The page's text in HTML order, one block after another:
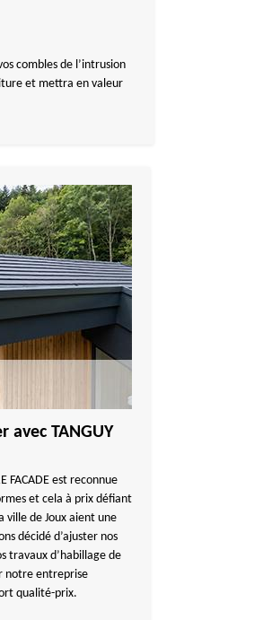
combles de l’intrusion
et mettra en valeur
avec TANGUY
FACADE est reconnue
et cela à prix défiant
ville de Joux aient une
décidé d’ajuster nos
travaux d’habillage de
notre entreprise
qualité-prix.